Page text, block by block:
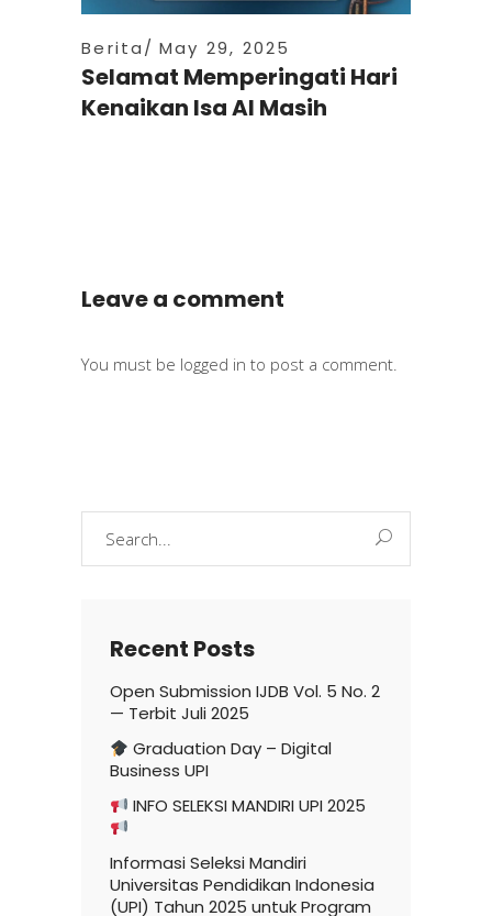
Berita May 29, 2025
Selamat Memperingati Hari
Kenaikan Isa Al Masih
Leave a comment
You must be logged in to post a comment.
Recent Posts
Open Submission IJDB Vol. 5 No. 2
— Terbit Juli 2025
Graduation Day – Digital
Business UPI
INFO SELEKSI MANDIRI UPI 2025
Informasi Seleksi Mandiri
Universitas Pendidikan Indonesia
(UPI) Tahun 2025 untuk Program